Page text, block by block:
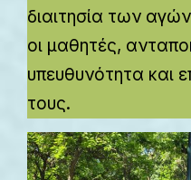
διαιτησία των
οι μαθητές,
υπευθυνότητα και
τους.